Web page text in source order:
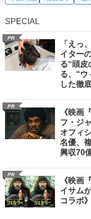
SPECIAL
PR
「えっ
イター
る“頭皮
る、“ウ
した徹
PR
《映画
フ・ジ
オフィ
名優、
興収70
PR
《映画
イサム
コラボ》